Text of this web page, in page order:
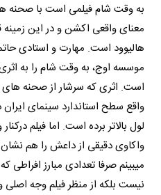
به وقت شام فیلمی است با صحنه
معنای واقعی اکشن و در این زمینه
هالیوود است. مهارت و استادی
موسسه اوج، به وقت شام را به
است. اثری که سرشار از صحنه های
واقع سطح استاندارد سینمای
لول بالاتر برده است. اما فیلم
واکاوی دقیقی از داعش را هم
میبینم صرفا تعدادی مبارز
نیست بلکه از منظر فیلم وجه